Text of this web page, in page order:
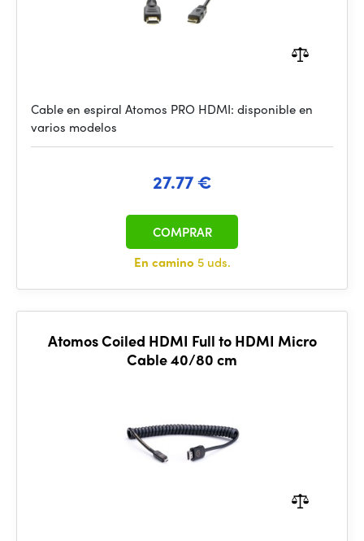
Cable en espiral Atomos PRO HDMI: disponible en
varios modelos
27.77 €
En camino 5 uds.
COMPRAR
Atomos Coiled HDMI Full to HDMI Micro
Cable 40/80 cm